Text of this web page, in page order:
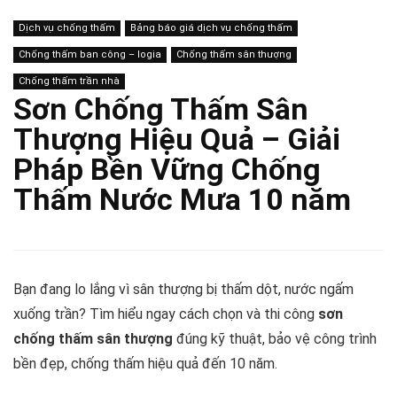
Dịch vụ chống thấm Bảng báo giá dịch vụ chống thấm
Chống thấm ban công – logia Chống thấm sân thượng
Chống thấm trần nhà
Sơn Chống Thấm Sân
Thượng Hiệu Quả – Giải
Pháp Bền Vững Chống
Thấm Nước Mưa 10 năm
Bạn đang lo lắng vì sân thượng bị thấm dột, nước ngấm
xuống trần? Tìm hiểu ngay cách chọn và thi công sơn
chống thấm sân thượng đúng kỹ thuật, bảo vệ công trình
bền đẹp, chống thấm hiệu quả đến 10 năm.